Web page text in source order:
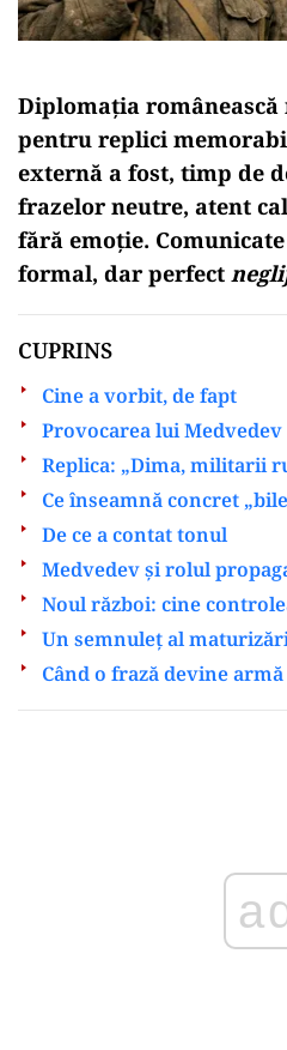
Diplomația românească
pentru replici
externă a fost, timp de
frazelor neutre, atent
fără emoție.
formal, dar perfect
CUPRINS
Cine a vorbit, de fapt
Provocarea lui Medvedev
Replica: „Dima, militarii
Ce înseamnă concret
De ce a contat tonul
Medvedev și rolul
Noul război: cine
Un semnuleț al
Când o frază devine armă